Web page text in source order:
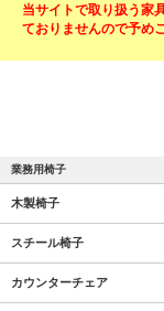
当サイトで取り扱う家
ておりませんので予め
業務用椅子
木製椅子
スチール椅子
カウンターチェア